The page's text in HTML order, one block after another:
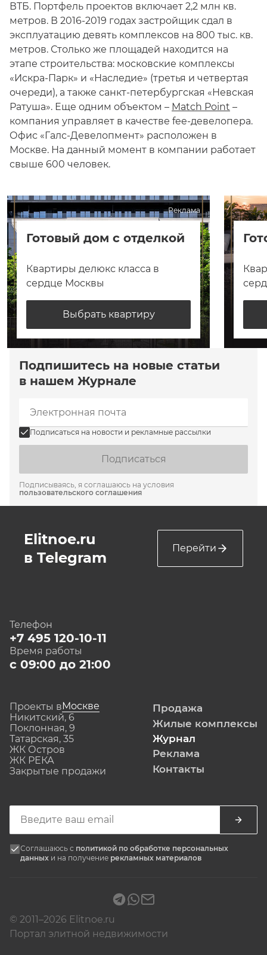
ВТБ. Портфель проектов включает 2,2 млн кв.
метров. В 2016-2019 годах застройщик сдал в
эксплуатацию девять комплексов на 800 тыс. кв.
метров. Столько же площадей находится на
этапе строительства: московские комплексы
«Искра-Парк» и «Наследие» (третья и четвертая
очереди), а также санкт-петербургская «Невская
Ратуша». Еще одним объектом – Match Point –
компания управляет в качестве fee-девелопера.
Офис «Галс-Девелопмент» расположен в
Москве. На данный момент в компании работает
свыше 600 человек.
Реклама
Готовый дом с отделкой
Квартиры делюкс класса в
сердце Москвы
Выбрать квартиру
Подпишитесь на новые статьи
в нашем Журнале
Подписаться на новости и рекламные рассылки
Подписаться
Подписываясь, я соглашаюсь на условия
пользовательского соглашения
Elitnoe.ru
в Telegram
Перейти
Телефон
+7 495 120-10-11
Время работы
с 09:00 до 21:00
Проекты вМоскве
Никитский, 6
Поклонная, 9
Татарская, 35
ЖК Остров
ЖК РЕКА
Закрытые продажи
Продажа
Жилые комплексы
Журнал
Реклама
Контакты
Соглашаюсь с политикой по обработке персональных
данных и на получение рекламных материалов
© 2011–2026 Elitnoe.ru
Портал элитной недвижимости